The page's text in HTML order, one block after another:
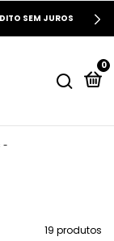
SEM JUROS
0
-
19 produtos